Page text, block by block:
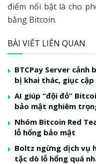
điểm nổi bật là cho
bằng Bitcoin.
BÀI VIẾT LIÊN QUAN
BTCPay Server cảnh
bị khai thác, giục
AI giúp “đội đỏ”
bảo mật nghiêm
Nhóm Bitcoin Red
lỗ hổng bảo mật
Boltz ngừng dịch vụ
tặc dò lỗ hổng quá